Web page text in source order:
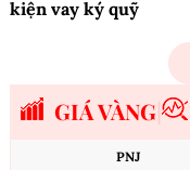
kiện vay ký quỹ
GIÁ VÀNG
PNJ